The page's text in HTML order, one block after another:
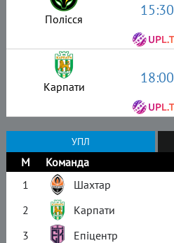
Полісся 15:30
Карпати 18:00
УПЛ
М Команда
1
Шахтар
2
Карпати
3
Епіцентр